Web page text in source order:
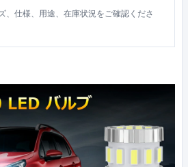
、仕様、用途、在庫状況をご確認くださ